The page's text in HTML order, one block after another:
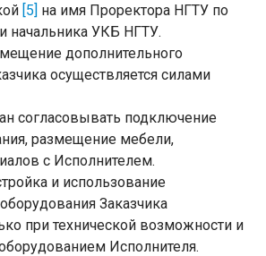
[5] на имя Проректора НГТУ по
начальника УКБ НГТУ.
дополнительного
осуществляется силами
согласовывать подключение
размещение мебели,
с Исполнителем.
и использование
Заказчика
при технической возможности и
Исполнителя.